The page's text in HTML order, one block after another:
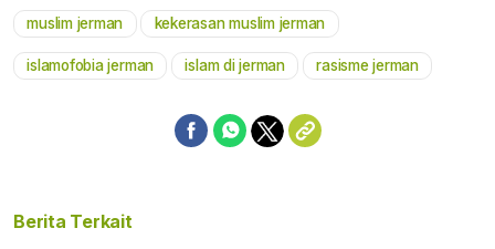
muslim jerman kekerasan muslim jerman
islamofobia jerman islam di jerman rasisme jerman
Berita Terkait